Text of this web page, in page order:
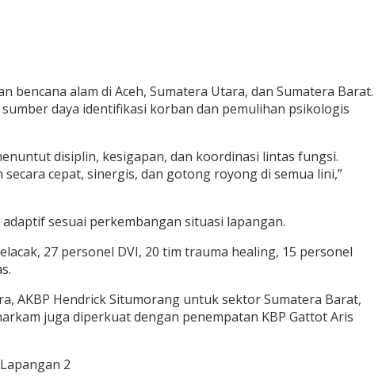
alam di Aceh, Sumatera Utara, dan Sumatera Barat.
daya identifikasi korban dan pemulihan psikologis
disiplin, kesigapan, dan koordinasi lintas fungsi.
cepat, sinergis, dan gotong royong di semua lini,”
sesuai perkembangan situasi lapangan.
27 personel DVI, 20 tim trauma healing, 15 personel
AKBP Hendrick Situmorang untuk sektor Sumatera Barat,
juga diperkuat dengan penempatan KBP Gattot Aris